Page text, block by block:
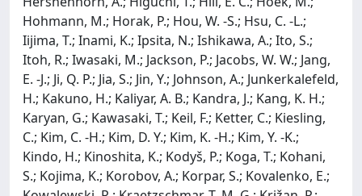
Hohmann, M.; Horak, P.; Hou, W. -S.; Hsu, C. -L.;
Iijima, T.; Inami, K.; Ipsita, N.; Ishikawa, A.; Ito, S.;
Itoh, R.; Iwasaki, M.; Jackson, P.; Jacobs, W. W.; Jang,
E. -J.; Ji, Q. P.; Jia, S.; Jin, Y.; Johnson, A.; Junkerkalefeld,
H.; Kakuno, H.; Kaliyar, A. B.; Kandra, J.; Kang, K. H.;
Karyan, G.; Kawasaki, T.; Keil, F.; Ketter, C.; Kiesling,
C.; Kim, C. -H.; Kim, D. Y.; Kim, K. -H.; Kim, Y. -K.;
Kindo, H.; Kinoshita, K.; Kodyš, P.; Koga, T.; Kohani,
S.; Kojima, K.; Korobov, A.; Korpar, S.; Kovalenko, E.;